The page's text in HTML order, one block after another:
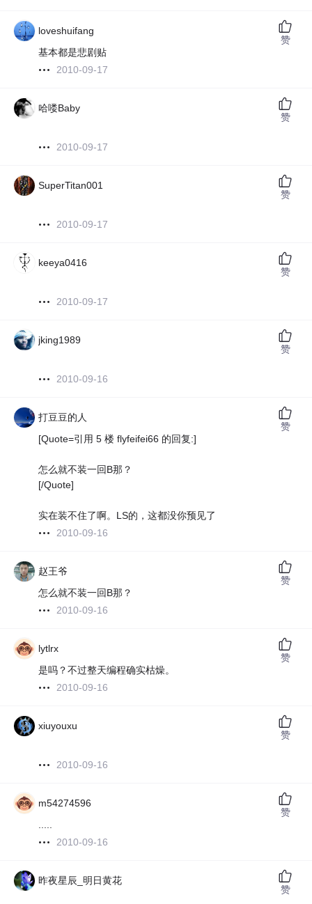
loveshuifang
基本都是悲剧贴
2010-09-17
赞
哈喽Baby
2010-09-17
赞
SuperTitan001
2010-09-17
赞
keeya0416
2010-09-17
赞
jking1989
2010-09-16
赞
打豆豆的人
[Quote=引用 5 楼 flyfeifei66 的回复:]
怎么就不装一回B那？
[/Quote]
实在装不住了啊。LS的，这都没你预见了
2010-09-16
赞
赵王爷
怎么就不装一回B那？
2010-09-16
赞
lytlrx
是吗？不过整天编程确实枯燥。
2010-09-16
赞
xiuyouxu
2010-09-16
赞
m54274596
.....
2010-09-16
赞
昨夜星辰_明日黄花
赞